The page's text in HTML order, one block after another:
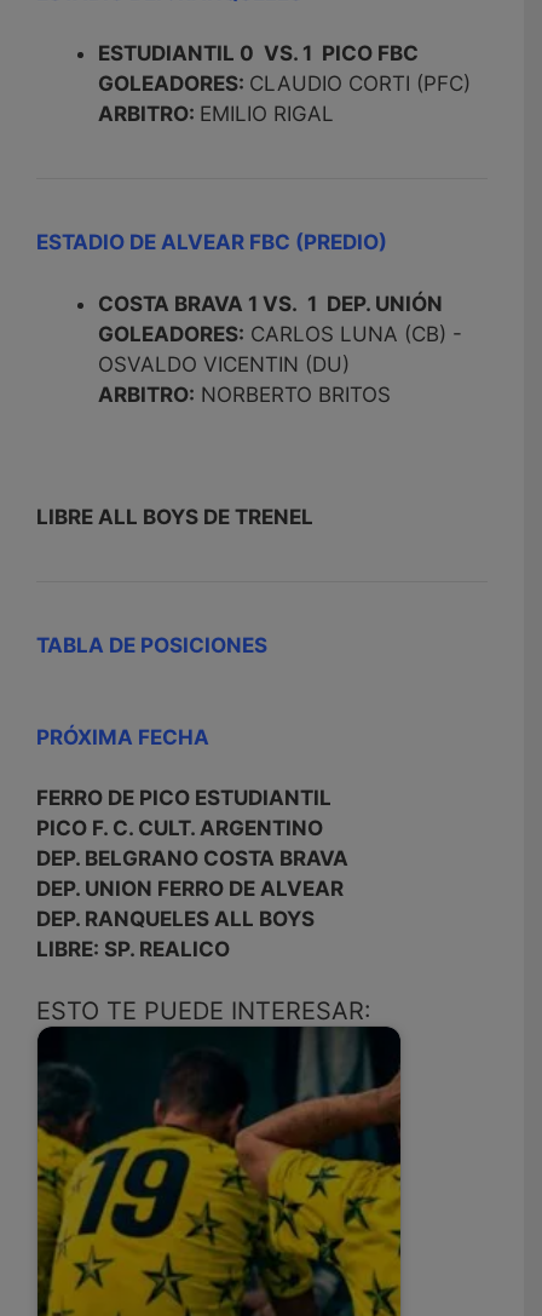
ESTUDIANTIL 0 VS. 1 PICO FBC
GOLEADORES: CLAUDIO CORTI (PFC)
ARBITRO: EMILIO RIGAL
ESTADIO DE ALVEAR FBC (PREDIO)
COSTA BRAVA 1 VS. 1 DEP. UNIÓN
GOLEADORES: CARLOS LUNA (CB) -
OSVALDO VICENTIN (DU)
ARBITRO: NORBERTO BRITOS
LIBRE ALL BOYS DE TRENEL
TABLA DE POSICIONES
PRÓXIMA FECHA
FERRO DE PICO ESTUDIANTIL
PICO F. C. CULT. ARGENTINO
DEP. BELGRANO COSTA BRAVA
DEP. UNION FERRO DE ALVEAR
DEP. RANQUELES ALL BOYS
LIBRE: SP. REALICO
ESTO TE PUEDE INTERESAR: